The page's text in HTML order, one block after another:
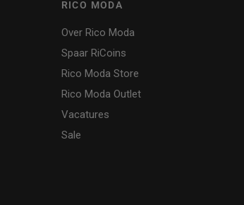
RICO MODA
Over Rico Moda
Spaar RiCoins
Rico Moda Store
Rico Moda Outlet
Vacatures
Sale